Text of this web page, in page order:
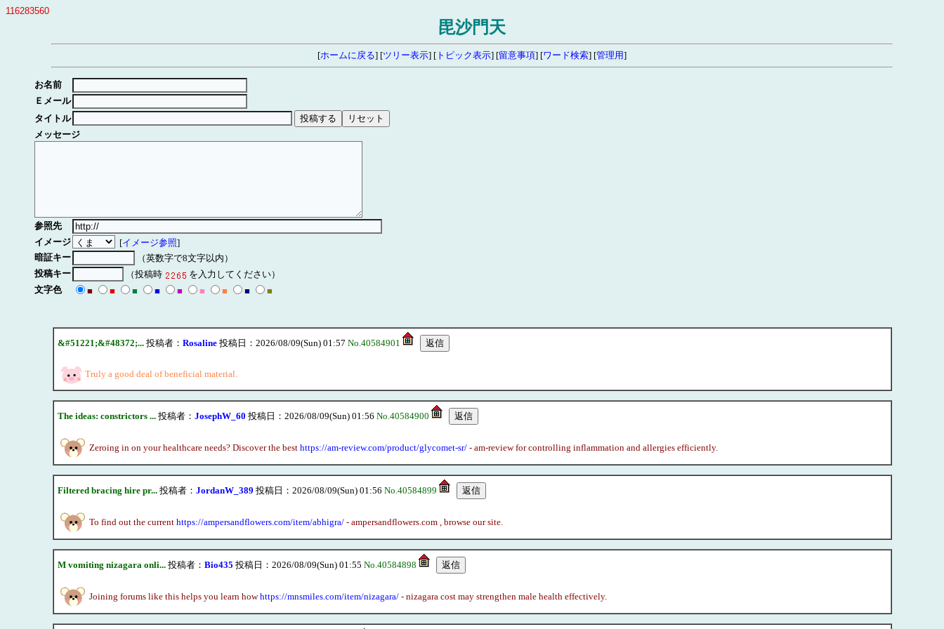
116283560
毘沙門天
[ホームに戻る] [ツリー表示] [ トピック表示] [留意事項] [ワード検索] [管理用]
お名前
Ｅメール
タイトル
メッセージ
参照先
イメージ
[イメージ参照]
暗証キー
（英数字で8文字以内）
投稿キー
（投稿時
を入力してください）
文字色
■ ■ ■ ■ ■ ■ ■ ■ ■
&#51221;&#48372;...投稿者： Rosaline投稿日：2026/08/09(Sun) 01:57 No.40584901
Truly a good deal of beneficial material.
The ideas: constrictors ...投稿者： JosephW_60 投稿日：2026/08/09(Sun) 01:56 No.40584900
Zeroing in on your healthcare needs? Discover the best https://am-review.com/product/glycomet-sr/- am-review for controlling inflammation and allergies efficiently.
Filtered bracing hire pr...投稿者： JordanW_389 投稿日：2026/08/09(Sun) 01:56 No.40584899
To find out the current https://ampersandflowers.com/item/abhigra/- ampersandflowers.com , browse our site.
M vomiting nizagara onli...投稿者： Bio435 投稿日：2026/08/09(Sun) 01:55 No.40584898
Joining forums like this helps you learn howhttps://mnsmiles.com/item/nizagara/- nizagara cost may strengthen male health effectively.